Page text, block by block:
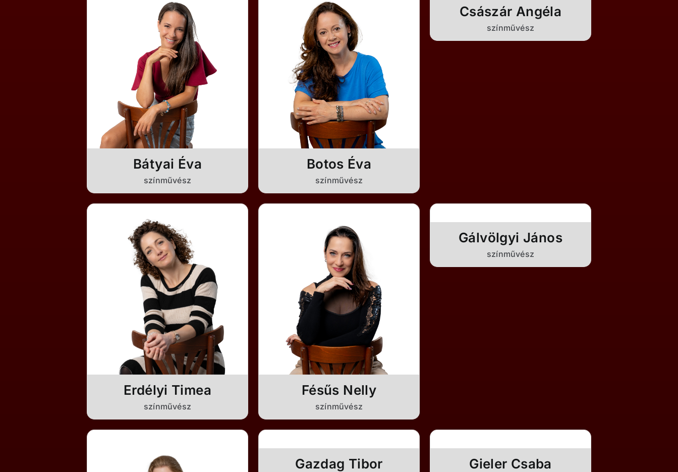
Bátyai Éva
színművész
Botos Éva
színművész
Császár Angéla
színművész
Erdélyi Timea
színművész
Fésűs Nelly
színművész
Gálvölgyi János
színművész
Gazdag Tibor Gieler Csaba